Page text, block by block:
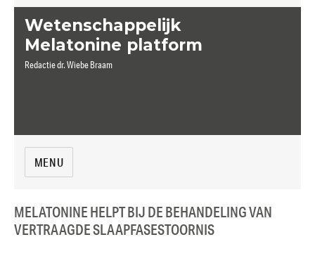
Wetenschappelijk
Melatonine platform
Redactie dr. Wiebe Braam
MENU
MELATONINE HELPT BIJ DE BEHANDELING VAN
VERTRAAGDE SLAAPFASESTOORNIS